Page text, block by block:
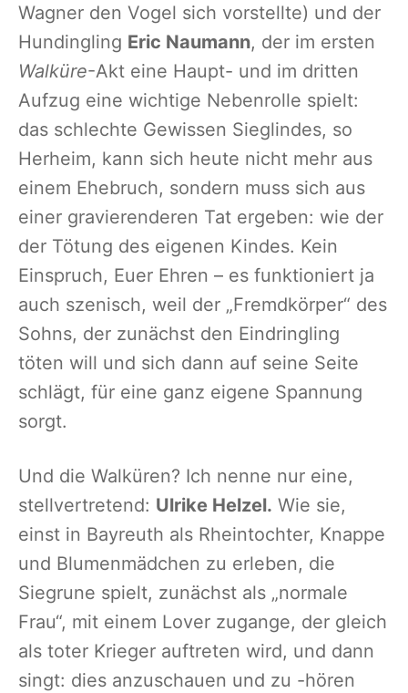
Wagner den Vogel sich vorstellte) und der
Hundingling Eric Naumann, der im ersten
Walküre-Akt eine Haupt- und im dritten
Aufzug eine wichtige Nebenrolle spielt:
das schlechte Gewissen Sieglindes, so
Herheim, kann sich heute nicht mehr aus
einem Ehebruch, sondern muss sich aus
einer gravierenderen Tat ergeben: wie der
der Tötung des eigenen Kindes. Kein
Einspruch, Euer Ehren – es funktioniert ja
auch szenisch, weil der „Fremdkörper“ des
Sohns, der zunächst den Eindringling
töten will und sich dann auf seine Seite
schlägt, für eine ganz eigene Spannung
sorgt.
Und die Walküren? Ich nenne nur eine,
stellvertretend: Ulrike Helzel. Wie sie,
einst in Bayreuth als Rheintochter, Knappe
und Blumenmädchen zu erleben, die
Siegrune spielt, zunächst als „normale
Frau“, mit einem Lover zugange, der gleich
als toter Krieger auftreten wird, und dann
singt: dies anzuschauen und zu -hören